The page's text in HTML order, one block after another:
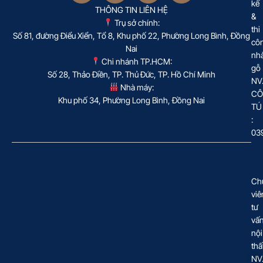
THÔNG TIN LIÊN HỆ
Trụ sở chính:
Số 81, đường Điểu Xiển, Tổ 8, Khu phố 22, Phường Long Bình, Đồng
Nai
Chi nhánh TP.HCM:
Số 28, Thảo Điền, TP. Thủ Đức, TP. Hồ Chí Minh
Nhà máy:
Khu phố 34, Phường Long Bình, Đồng Nai
kế
&
thi
gỗ
NV.
TÚ
:
tư
nội
NV.